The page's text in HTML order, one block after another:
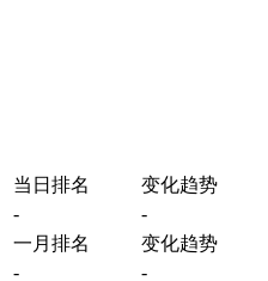
当日排名 变化趋势
-
-
一月排名
变化趋势
-
-